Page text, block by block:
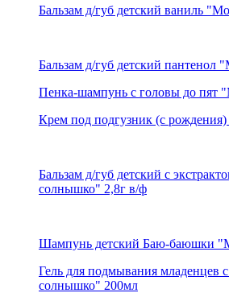
Бальзам д/губ детский ваниль
Бальзам д/губ детский пантенол
Пенка-шампунь с головы до пят
Крем под подгузник (с
Бальзам д/губ детский с
солнышко" 2,8г в/ф
Шампунь детский Баю-баюшки
Гель для подмывания младенцев
солнышко" 200мл